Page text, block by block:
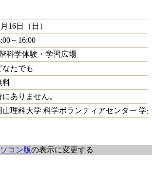
16日（日）
～16:00
科学体験・学習広場
なたでも
料
にありません。
山理科大学 科学ボランティアセンター 学
コン版の表示に変更する